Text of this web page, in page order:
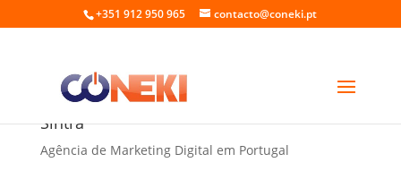
+351 912 950 965 contacto@coneki.pt
Fazer site para Setor Automotivo em
Sintra
Agência de Marketing Digital em Portugal